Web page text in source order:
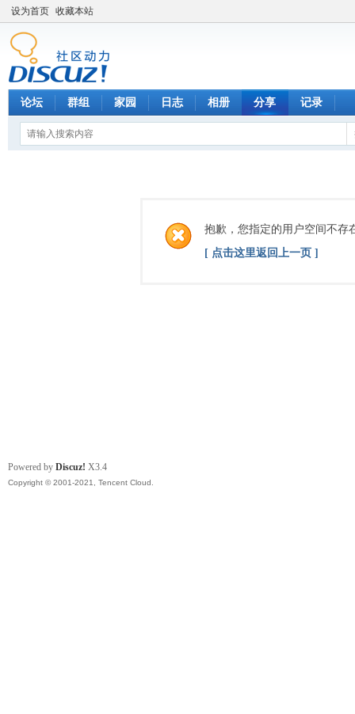
设为首页 收藏本站
论坛 群组 家园 日志 相册 分享 记录
抱歉，您指定的用户空间不存
[ 点击这里返回上一页 ]
Powered by Discuz! X3.4
Copyright © 2001-2021, Tencent Cloud.